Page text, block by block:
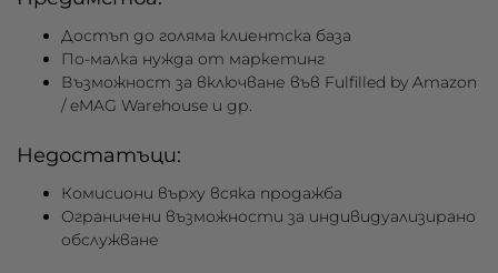
Достъп до голяма клиентска база
По-малка нужда от маркетинг
Възможност за включване във Fulfilled by Amazon
/ eMAG Warehouse и др.
Недостатъци:
Комисиони върху всяка продажба
Ограничени възможности за индивидуализирано
обслужване